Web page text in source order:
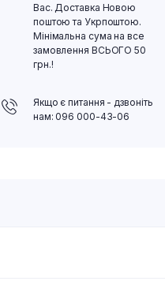
Вас. Доставка Новою
поштою та Укрпоштою.
Мінімальна сума на все
замовлення ВСЬОГО 50
грн.!
Якщо є питання - дзвоніть
нам: 096 000-43-06